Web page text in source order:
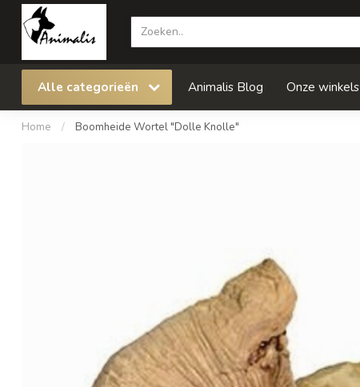
Alle categorieën Animalis Blog Onze winkels
Home / Boomheide Wortel "Dolle Knolle"